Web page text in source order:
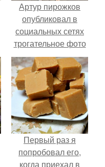
Артур пирожков
опубликовал в
социальных сетях
трогательное фото
с супругой
Анжеликой,
сделанное во
время их недавнего
путешествия в
Италию.
Первый раз я
попробовал его,
когда приехал в